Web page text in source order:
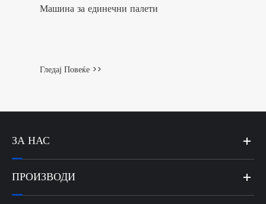
Машина за единечни палети
Гледај Повеќе >>
ЗА НАС
ПРОИЗВОДИ